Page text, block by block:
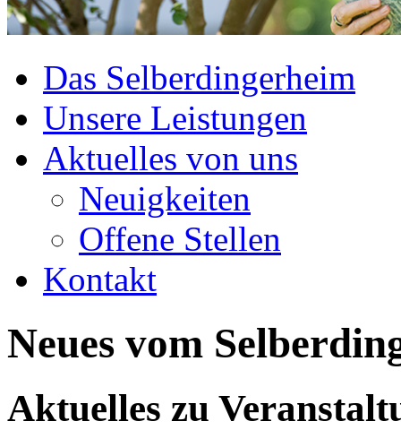
Das Selberdingerheim
Unsere Leistungen
Aktuelles von uns
Neuigkeiten
Offene Stellen
Kontakt
Neues vom
Aktuelles zu